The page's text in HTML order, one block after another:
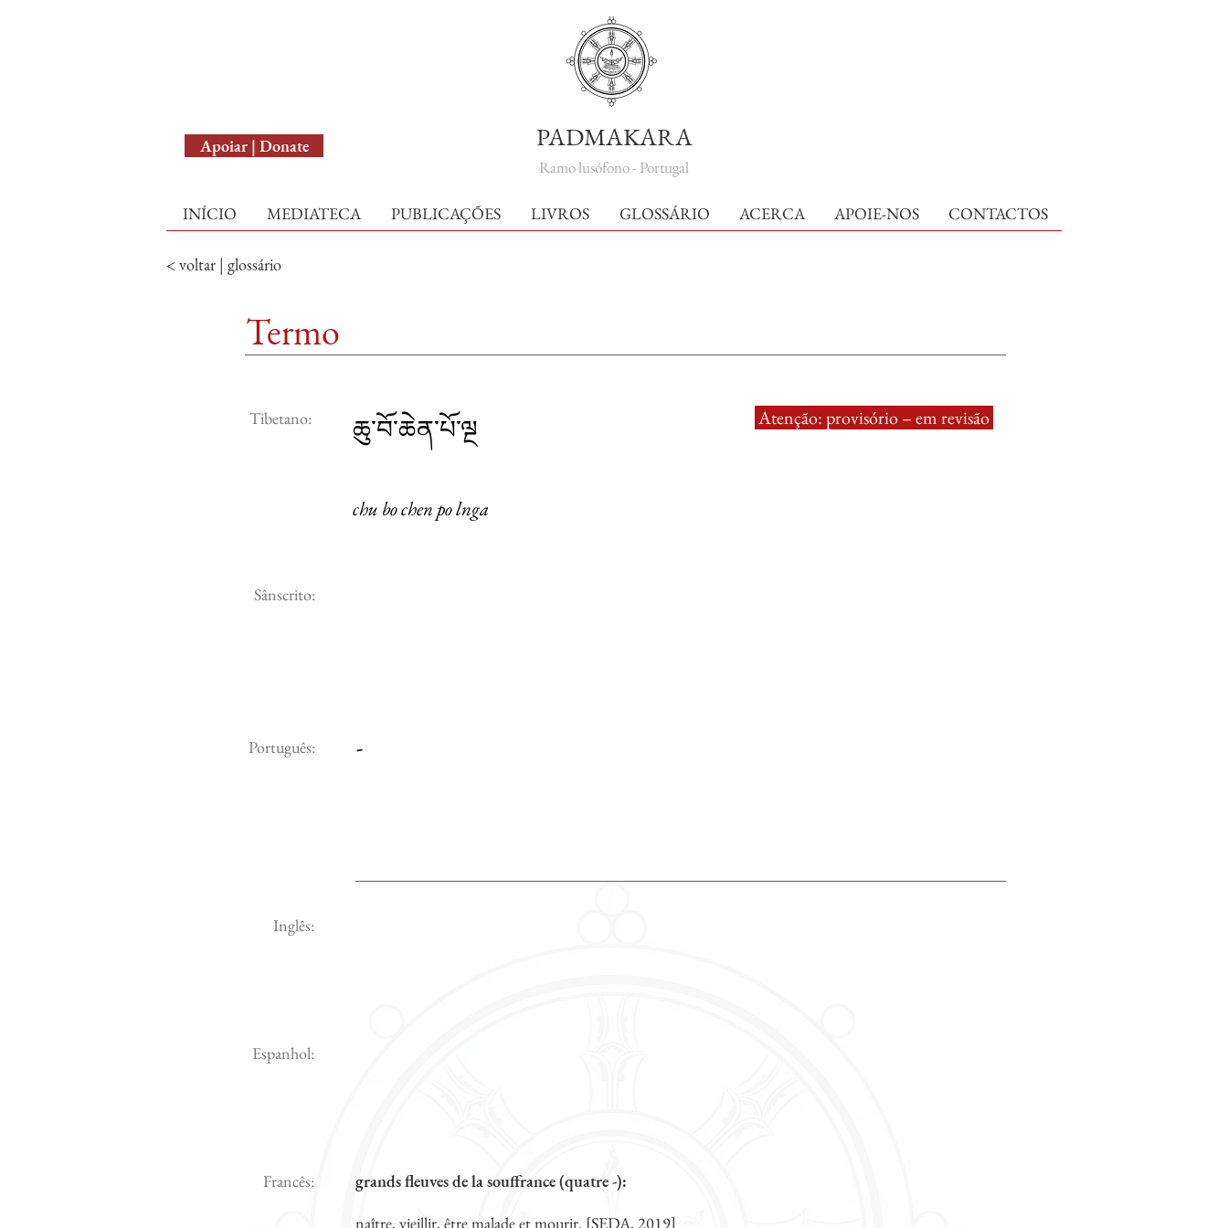
Apoiar | Donate PADMAKARA
Ramo lusófono - Portugal
INÍCIO MEDIATECA PUBLICAÇÕES LIVROS GLOSSÁRIO ACERCA APOIE-NOS CONTACTOS
< voltar | glossário
Termo
Tibetano: ཆུ་བོ་ཆེན་པོ་ལྔ
chu bo chen po lnga
Atenção: provisório – em revisão
Sânscrito:
Português: -
Inglês:
Espanhol:
Francês:
grands fleuves de la souffrance (quatre -):
naître, vieillir, être malade et mourir. [SEDA, 2019]